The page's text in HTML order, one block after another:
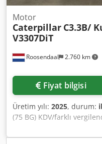
Roosendaal 2.760 km
Motor
Caterpillar C3.3B/
V3307DiT
Fiyat bilgisi
Üretim yılı: 2025, durum:
(75 BG) KDV/farklı